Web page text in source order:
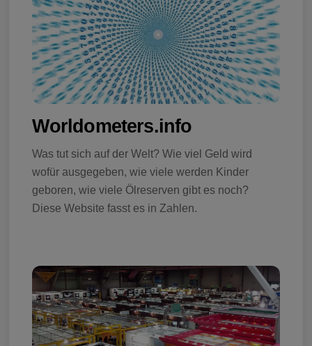
Worldometers.info
Was tut sich auf der Welt? Wie viel Geld wird
wofür ausgegeben, wie viele werden Kinder
geboren, wie viele Ölreserven gibt es noch?
Diese Website fasst es in Zahlen.